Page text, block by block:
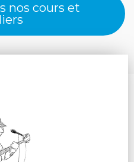
nos cours et